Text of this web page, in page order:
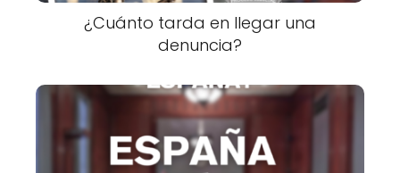
¿Cuánto tarda en llegar una
denuncia?